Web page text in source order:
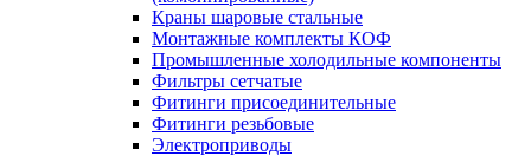
Краны шаровые стальные
Монтажные комплекты КОФ
Промышленные холодильные компоненты
Фильтры сетчатые
Фитинги присоединительные
Фитинги резьбовые
Электроприводы